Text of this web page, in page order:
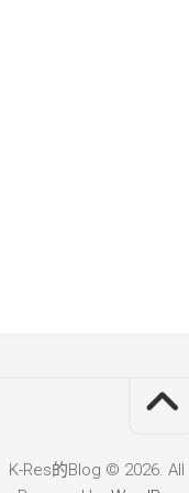
K-Res的Blog © 2026.